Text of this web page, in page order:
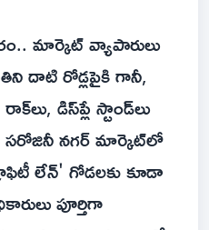
మార్కెట్ వ్యాపారులు
దాటి రోడ్లపైకి గానీ,
డిస్‌ప్లే స్టాండ్‌లు
సరోజినీ నగర్ మార్కెట్‌లో
లేన్' గోడలకు కూడా
పూర్తిగా